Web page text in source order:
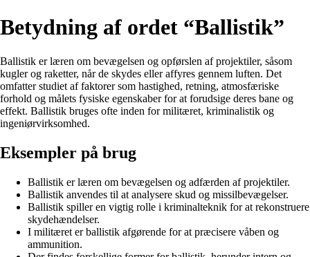
Betydning af ordet “Ballistik”
Ballistik er læren om bevægelsen og opførslen af ​​projektiler, såsom
kugler og raketter, når de skydes eller affyres gennem luften. Det
omfatter studiet af faktorer som hastighed, retning, atmosfæriske
forhold og målets fysiske egenskaber for at forudsige deres bane og
effekt. Ballistik bruges ofte inden for militæret, kriminalistik og
ingeniørvirksomhed.
Eksempler på brug
Ballistik er læren om bevægelsen og adfærden af projektiler.
Ballistik anvendes til at analysere skud og missilbevægelser.
Ballistik spiller en vigtig rolle i kriminalteknik for at rekonstruere
skydehændelser.
I militæret er ballistik afgørende for at præcisere våben og
ammunition.